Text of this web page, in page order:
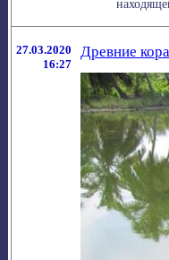
27.03.2020
16:27
Древние